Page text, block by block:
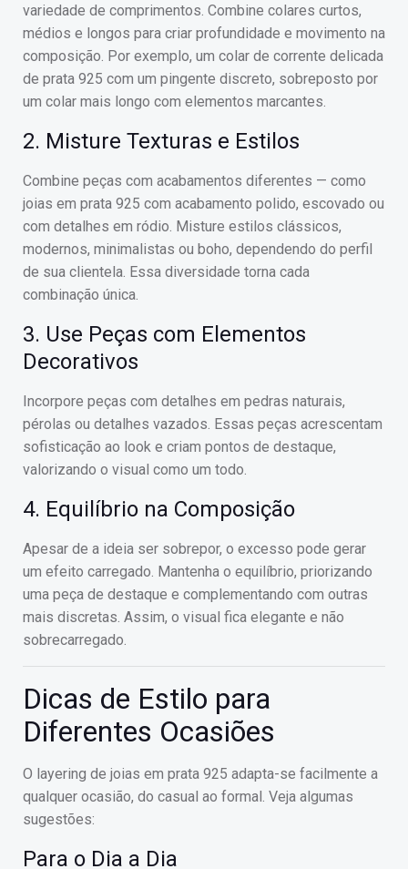
variedade de comprimentos. Combine colares curtos,
médios e longos para criar profundidade e movimento na
composição. Por exemplo, um colar de corrente delicada
de prata 925 com um pingente discreto, sobreposto por
um colar mais longo com elementos marcantes.
2. Misture Texturas e Estilos
Combine peças com acabamentos diferentes — como
joias em prata 925 com acabamento polido, escovado ou
com detalhes em ródio. Misture estilos clássicos,
modernos, minimalistas ou boho, dependendo do perfil
de sua clientela. Essa diversidade torna cada
combinação única.
3. Use Peças com Elementos
Decorativos
Incorpore peças com detalhes em pedras naturais,
pérolas ou detalhes vazados. Essas peças acrescentam
sofisticação ao look e criam pontos de destaque,
valorizando o visual como um todo.
4. Equilíbrio na Composição
Apesar de a ideia ser sobrepor, o excesso pode gerar
um efeito carregado. Mantenha o equilíbrio, priorizando
uma peça de destaque e complementando com outras
mais discretas. Assim, o visual fica elegante e não
sobrecarregado.
Dicas de Estilo para
Diferentes Ocasiões
O layering de joias em prata 925 adapta-se facilmente a
qualquer ocasião, do casual ao formal. Veja algumas
sugestões:
Para o Dia a Dia